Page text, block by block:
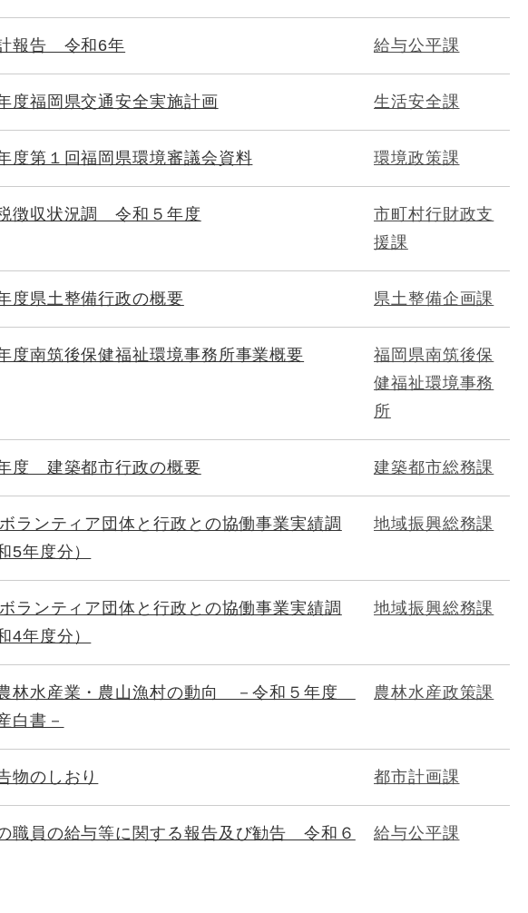
報告 令和6年 給与公平課
度福岡県交通安全実施計画 生活安全課
度第１回福岡県環境審議会資料 環境政策課
徴収状況調 令和５年度
市町村行財政支
援課
度県土整備行政の概要 県土整備企画課
度南筑後保健福祉環境事務所事業概要
福岡県南筑後保
健福祉環境事務
所
度 建築都市行政の概要 建築都市総務課
ランティア団体と行政との協働事業実績調
5年度分）
地域振興総務課
ランティア団体と行政との協働事業実績調
4年度分）
地域振興総務課
林水産業・農山漁村の動向 －令和５年度
白書－
農林水産政策課
物のしおり 都市計画課
職員の給与等に関する報告及び勧告 令和６
給与公平課